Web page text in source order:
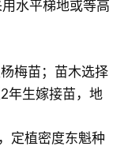
水平梯地或等高
梅苗；苗木选择
年生嫁接苗，地
定植密度东魁种